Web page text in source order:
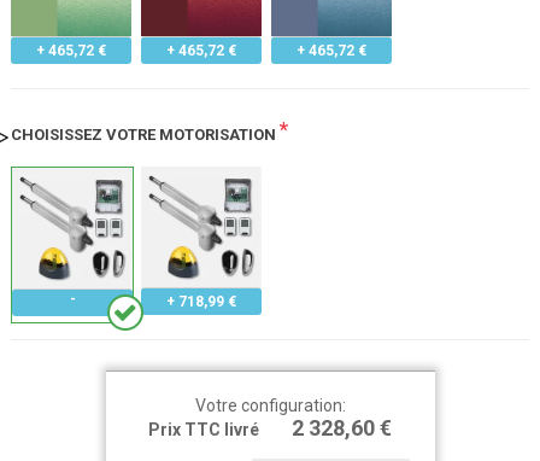
+ 465,72 € + 465,72 € + 465,72 €
CHOISISSEZ VOTRE MOTORISATION *
+ 718,99 €
Votre configuration:
Prix TTC livré
2 328,60 €